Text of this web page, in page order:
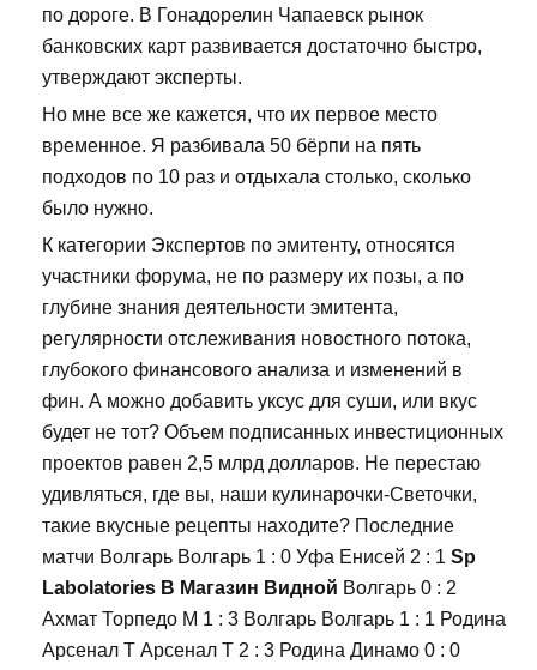
по дороге. В Гонадорелин Чапаевск рынок
банковских карт развивается достаточно быстро,
утверждают эксперты.
Но мне все же кажется, что их первое место
временное. Я разбивала 50 бёрпи на пять
подходов по 10 раз и отдыхала столько, сколько
было нужно.
К категории Экспертов по эмитенту, относятся
участники форума, не по размеру их позы, а по
глубине знания деятельности эмитента,
регулярности отслеживания новостного потока,
глубокого финансового анализа и изменений в
фин. А можно добавить уксус для суши, или вкус
будет не тот? Объем подписанных инвестиционных
проектов равен 2,5 млрд долларов. Не перестаю
удивляться, где вы, наши кулинарочки-Светочки,
такие вкусные рецепты находите? Последние
матчи Волгарь Волгарь 1 : 0 Уфа Енисей 2 : 1 Sp
Labolatories В Магазин Видной Волгарь 0 : 2
Ахмат Торпедо М 1 : 3 Волгарь Волгарь 1 : 1 Родина
Арсенал Т Арсенал Т 2 : 3 Родина Динамо 0 : 0